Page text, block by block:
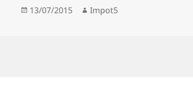
Publié
13/07/2015 Auteur
Impot5